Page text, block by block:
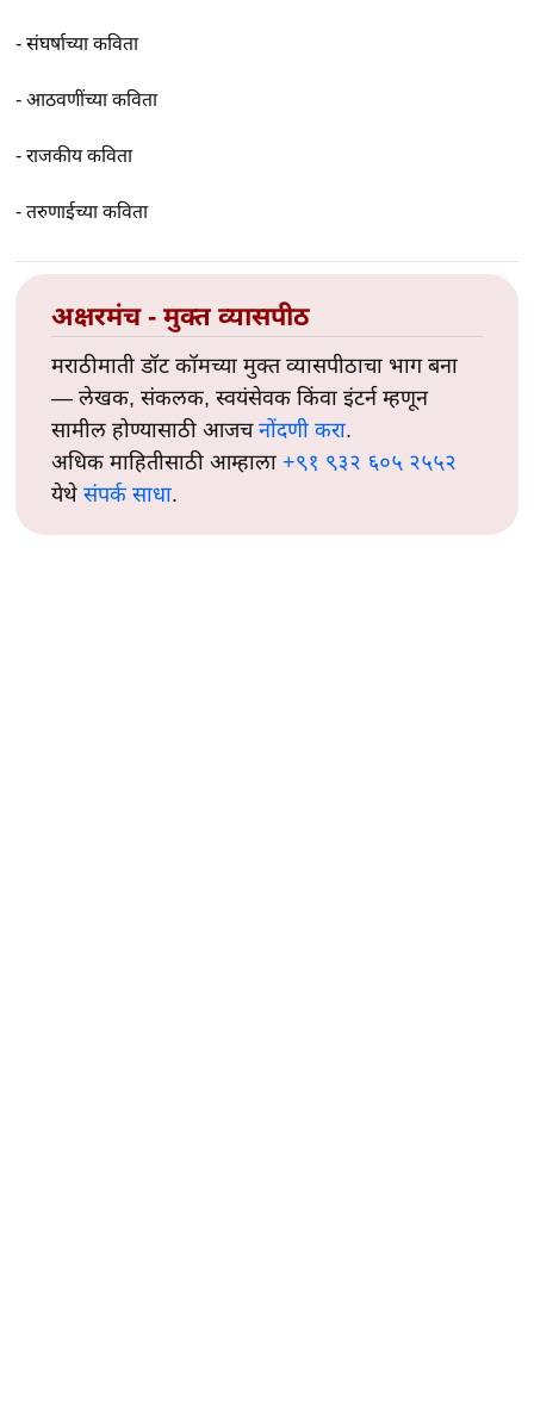
-संघर्षाच्या कविता
-आठवणींच्या कविता
-राजकीय कविता
-तरुणाईच्या कविता
अक्षरमंच - मुक्त व्यासपीठ
मराठीमाती डॉट कॉमच्या मुक्त व्यासपीठाचा भाग बना
— लेखक, संकलक, स्वयंसेवक किंवा इंटर्न म्हणून
सामील होण्यासाठी आजचनोंदणी करा.
अधिक माहितीसाठी आम्हाला+९१ ९३२ ६०५ २५५२
येथेसंपर्क साधा.